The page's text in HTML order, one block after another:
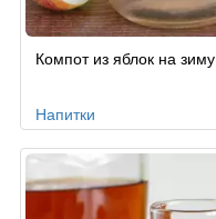
Компот из яблок на зиму
Напитки